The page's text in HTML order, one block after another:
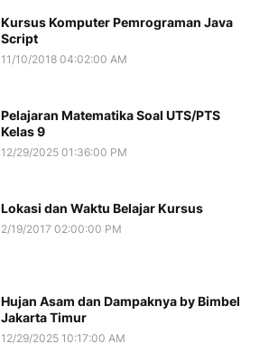
Kursus Komputer Pemrograman Java
Script
11/10/2018 04:02:00 AM
Pelajaran Matematika Soal UTS/PTS
Kelas 9
12/29/2025 01:36:00 PM
Lokasi dan Waktu Belajar Kursus
2/19/2017 02:00:00 PM
Hujan Asam dan Dampaknya by Bimbel
Jakarta Timur
12/29/2025 10:17:00 AM